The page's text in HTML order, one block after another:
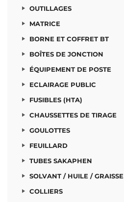
OUTILLAGES
MATRICE
BORNE ET COFFRET BT
BOÎTES DE JONCTION
ÉQUIPEMENT DE POSTE
ECLAIRAGE PUBLIC
FUSIBLES (HTA)
CHAUSSETTES DE TIRAGE
GOULOTTES
FEUILLARD
TUBES SAKAPHEN
SOLVANT / HUILE / GRAISSE
COLLIERS